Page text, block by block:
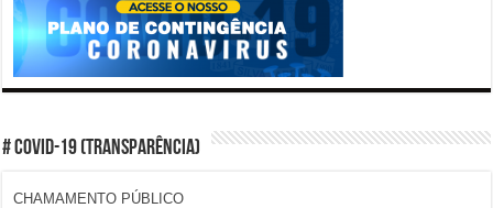
# COVID-19 (TRANSPARÊNCIA)
CHAMAMENTO PÚBLICO